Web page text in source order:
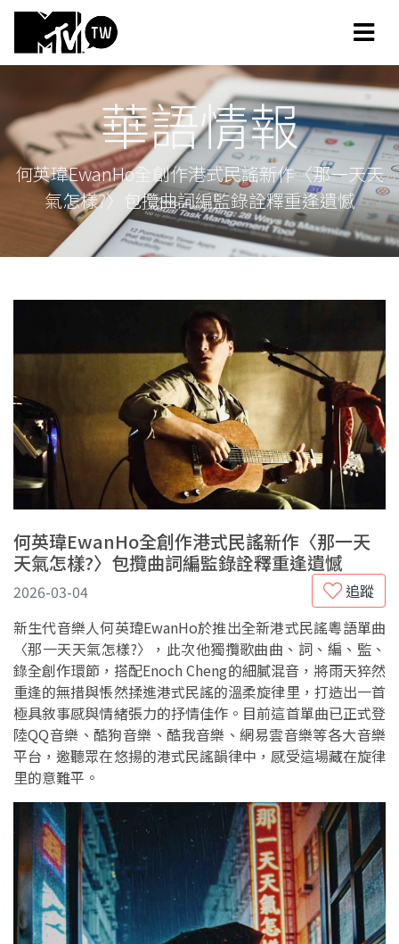
華語情報
何英瑋EwanHo全創作港式民謠新作〈那一天天
氣怎樣?〉包攬曲詞編監錄詮釋重逢遺憾
何英瑋EwanHo全創作港式民謠新作〈那一天
天氣怎樣?〉包攬曲詞編監錄詮釋重逢遺憾
追蹤
2026-03-04
新生代音樂人何英瑋EwanHo於推出全新港式民謠粵語單曲
〈那一天天氣怎樣?〉，此次他獨攬歌曲曲、詞、編、監、
錄全創作環節，搭配Enoch Cheng的細膩混音，將雨天猝然
重逢的無措與悵然揉進港式民謠的溫柔旋律里，打造出一首
極具敘事感與情緒張力的抒情佳作。目前這首單曲已正式登
陸QQ音樂、酷狗音樂、酷我音樂、網易雲音樂等各大音樂
平台，邀聽眾在悠揚的港式民謠韻律中，感受這場藏在旋律
里的意難平。